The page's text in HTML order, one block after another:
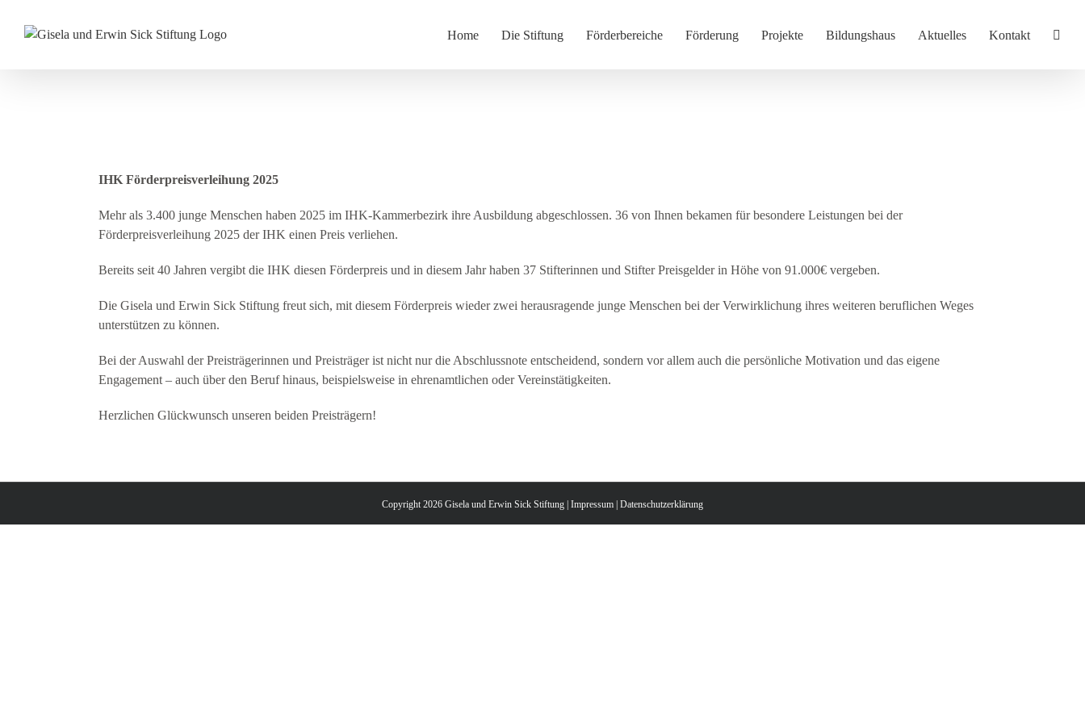
Inhalt
Home Die Stiftung Förderbereiche Förderung Projekte Bildungshaus Aktuelles Kontakt
IHK Förderpreisverleihung 2025
Mehr als 3.400 junge Menschen haben 2025 im IHK-Kammerbezirk ihre Ausbildung abgeschlossen. 36 von Ihnen bekamen für besondere Leistungen bei der
Förderpreisverleihung 2025 der IHK einen Preis verliehen.
Bereits seit 40 Jahren vergibt die IHK diesen Förderpreis und in diesem Jahr haben 37 Stifterinnen und Stifter Preisgelder in Höhe von 91.000€ vergeben.
Die Gisela und Erwin Sick Stiftung freut sich, mit diesem Förderpreis wieder zwei herausragende junge Menschen bei der Verwirklichung ihres weiteren beruflichen Weges
unterstützen zu können.
Bei der Auswahl der Preisträgerinnen und Preisträger ist nicht nur die Abschlussnote entscheidend, sondern vor allem auch die persönliche Motivation und das eigene
Engagement – auch über den Beruf hinaus, beispielsweise in ehrenamtlichen oder Vereinstätigkeiten.
Herzlichen Glückwunsch unseren beiden Preisträgern!
Copyright 2026 Gisela und Erwin Sick Stiftung | Impressum Datenschutzerklärung